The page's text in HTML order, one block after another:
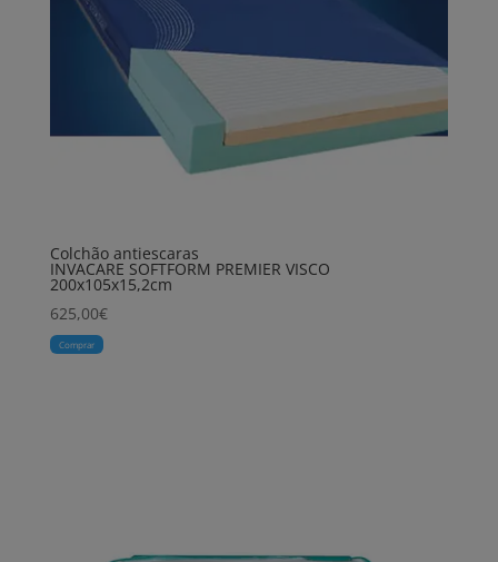
Colchão antiescaras
INVACARE SOFTFORM PREMIER VISCO
200x105x15,2cm
625,00€
Comprar